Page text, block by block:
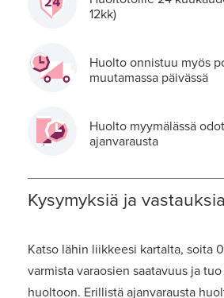
12kk)
Huolto onnistuu myös
muutamassa päivässä
Huolto myymälässä
ajanvarausta
Kysymyksiä ja vastauksia
Katso lähin liikkeesi kartalta, soita
varmista varaosien saatavuus ja
huoltoon. Erillistä ajanvarausta